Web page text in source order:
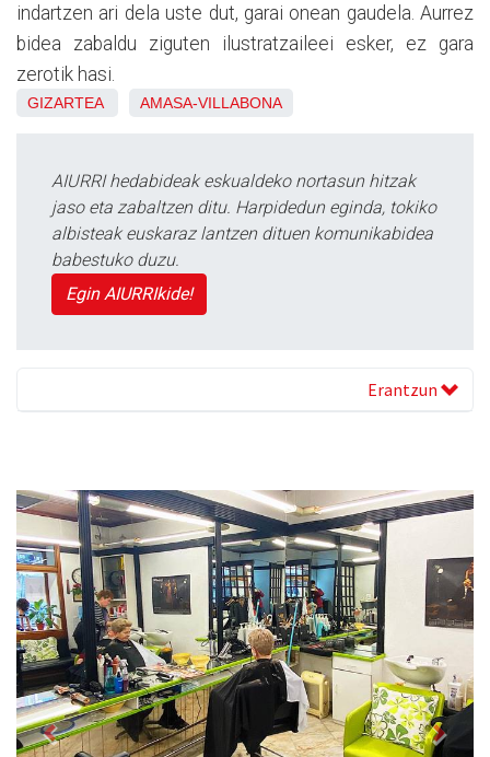
indartzen ari dela uste dut, garai onean gaudela. Aurrez
bidea zabaldu ziguten ilustratzaileei esker, ez gara
zerotik hasi.
GIZARTEA AMASA-VILLABONA
AIURRI hedabideak eskualdeko nortasun hitzak
jaso eta zabaltzen ditu. Harpidedun eginda, tokiko
albisteak euskaraz lantzen dituen komunikabidea
babestuko duzu.
Egin AIURRIkide!
Erantzun
Previous Next